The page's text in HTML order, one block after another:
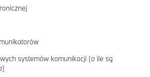
systemów komunikacji (o ile są